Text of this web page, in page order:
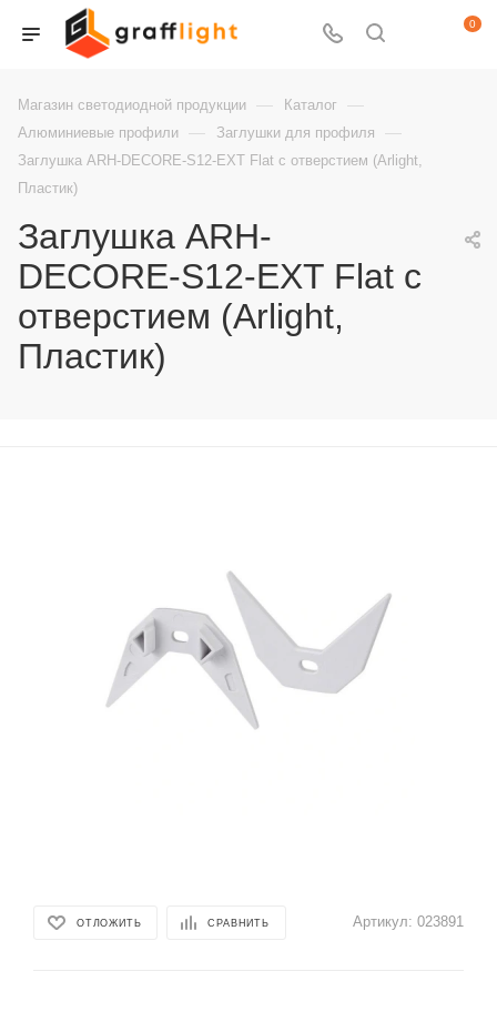
0
Магазин светодиодной продукции — Каталог —
Алюминиевые профили — Заглушки для профиля —
Заглушка ARH-DECORE-S12-EXT Flat с отверстием (Arlight,
Пластик)
Заглушка ARH-
DECORE-S12-EXT Flat с
отверстием (Arlight,
Пластик)
ОТЛОЖИТЬ СРАВНИТЬ Артикул: 023891